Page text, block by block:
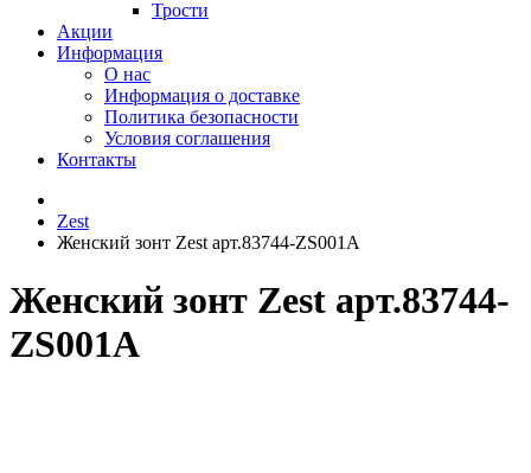
Трости
Акции
Информация
О нас
Информация о доставке
Политика безопасности
Условия соглашения
Контакты
Zest
Женский зонт Zest арт.83744-ZS001A
Женский зонт Zest арт.83744-
ZS001A